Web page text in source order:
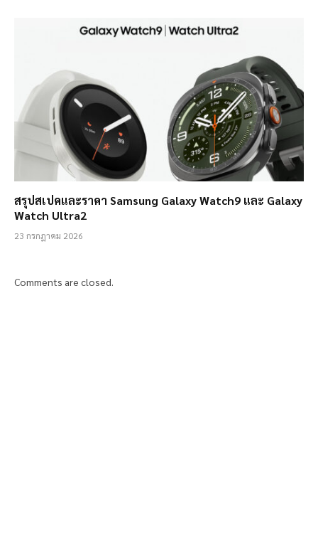
สรุปสเปคและราคา Samsung Galaxy Watch9 และ Galaxy
Watch Ultra2
23 กรกฎาคม 2026
Comments are closed.